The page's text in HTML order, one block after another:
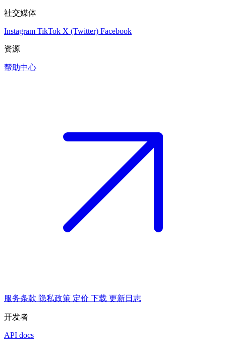
社交媒体
Instagram TikTok X (Twitter) Facebook
资源
帮助中心
服务条款 隐私政策 定价 下载 更新日志
开发者
API docs